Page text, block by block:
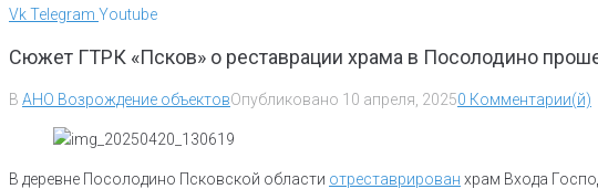
VkTelegram Youtube
Сюжет ГТРК «Псков» о реставрации храма в Посолодино
В АНО Возрождение объектовОпубликовано 10 апреля, 20250 Комментарии(й)
В деревне Посолодино Псковской области отреставрирован храм Входа